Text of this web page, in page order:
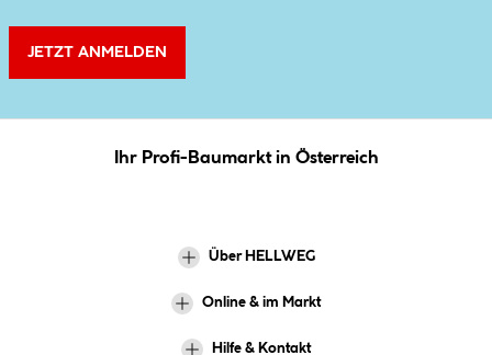
JETZT ANMELDEN
Ihr Profi-Baumarkt in Österreich
Über HELLWEG
Online & im Markt
Hilfe & Kontakt